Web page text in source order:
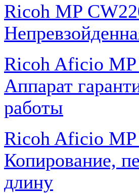
Ricoh MP
Ricoh Aficio MP
Аппарат
работы
Ricoh Aficio MP
Копирование,
длину